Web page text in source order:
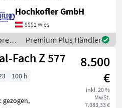
1000/1000E,
in
km/h, Abgas
Hochkofler GmbH
8551 Wies
/
Premium Plus Händler
Fach Z 577
8.500
€
inkl. 20 %
MwSt.
7.083,33 €
100 h
gezogen,